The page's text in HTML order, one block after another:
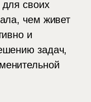
для своих
чем живет
и
задач,